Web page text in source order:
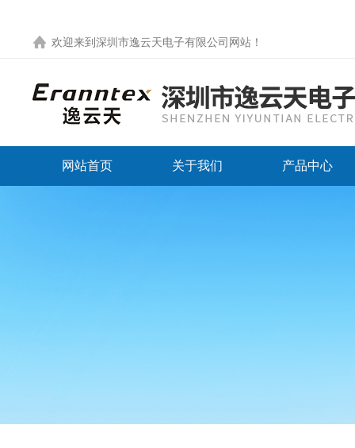
欢迎来到 深圳市逸云天电子有限公司网站 ！
网站首页 关于我们 产品中心